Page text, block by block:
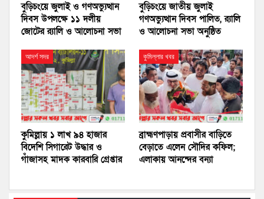
বুড়িচংয়ে জুলাই ও গণঅভ্যুত্থান
দিবস উপলক্ষে ১১ দলীয়
জোটের র‍্যালি ও আলোচনা সভা
বুড়িচংয়ে জাতীয় জুলাই
গণঅভ্যুত্থান দিবস পালিত, র‍্যালি
ও আলোচনা সভা অনুষ্ঠিত
আদর্শ সদর
কুমিল্লায় ১ লাখ ৯৪ হাজার
বিদেশি সিগারেট উদ্ধার ও
গাঁজাসহ মাদক কারবারি গ্রেপ্তার
কুমিল্লার খবর
ব্রাহ্মণপাড়ায় প্রবাসীর বাড়িতে
বেড়াতে এলেন সৌদির কফিল;
এলাকায় আনন্দের বন্যা